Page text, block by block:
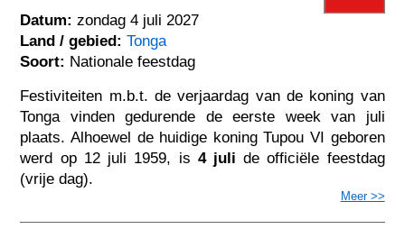
Datum: zondag 4 juli 2027
Land / gebied: Tonga
Soort: Nationale feestdag
Festiviteiten m.b.t. de verjaardag van de koning van
Tonga vinden gedurende de eerste week van juli
plaats. Alhoewel de huidige koning Tupou VI geboren
werd op 12 juli 1959, is 4 juli de officiële feestdag
(vrije dag).
Meer >>